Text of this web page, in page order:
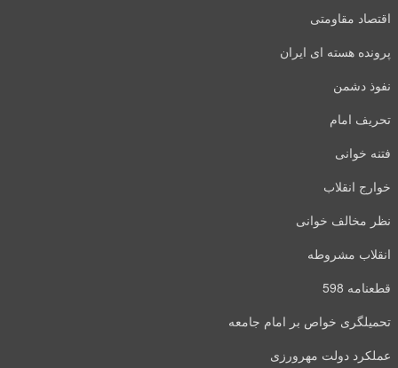
اقتصاد مقاومتی
پرونده هسته ای ایران
نفوذ دشمن
تحریف امام
فتنه خوانی
خوارج انقلاب
نظر مخالف خوانی
انقلاب مشروطه
قطعنامه 598
تحمیلگری خواص بر امام جامعه
عملکرد دولت مهرورزی